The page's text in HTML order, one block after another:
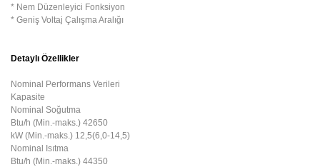
* Nem Düzenleyici Fonksiyon
* Geniş Voltaj Çalışma Aralığı
Detaylı Özellikler
Nominal Performans Verileri
Kapasite
Nominal Soğutma
Btu/h (Min.-maks.) 42650
kW (Min.-maks.) 12,5(6,0-14,5)
Nominal Isıtma
Btu/h (Min.-maks.) 44350